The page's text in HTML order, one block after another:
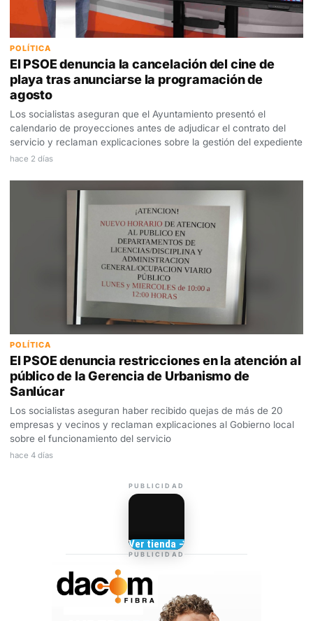
POLÍTICA
El PSOE denuncia la cancelación del cine de
playa tras anunciarse la programación de
agosto
Los socialistas aseguran que el Ayuntamiento presentó el
calendario de proyecciones antes de adjudicar el contrato del
servicio y reclaman explicaciones sobre la gestión del expediente
hace 2 días
POLÍTICA
El PSOE denuncia restricciones en la atención al
público de la Gerencia de Urbanismo de
Sanlúcar
Los socialistas aseguran haber recibido quejas de más de 20
empresas y vecinos y reclaman explicaciones al Gobierno local
sobre el funcionamiento del servicio
hace 4 días
PUBLICIDAD
TIENDA DE
Camisetas de Sanlúcar
Ver tienda →
PUBLICIDAD